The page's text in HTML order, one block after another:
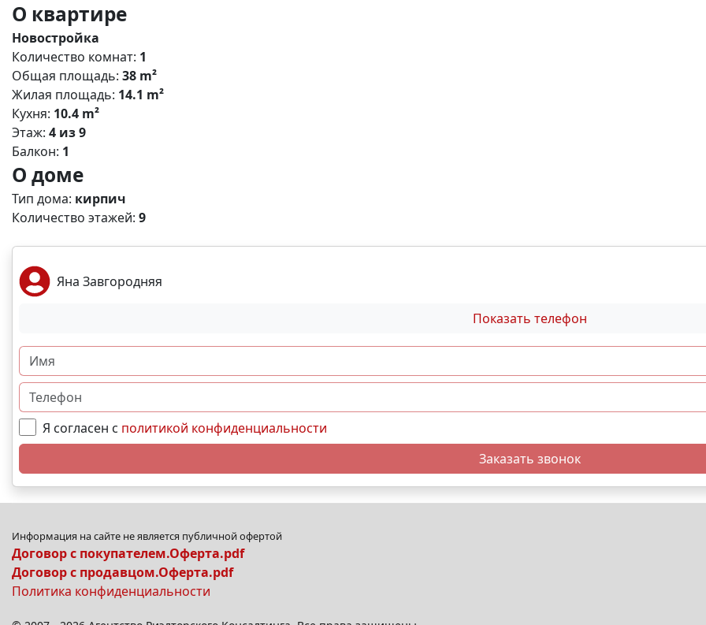
О квартире
Новостройка
Количество комнат: 1
Общая площадь: 38 m²
Жилая площадь: 14.1 m²
Кухня: 10.4 m²
Этаж: 4 из 9
Балкон: 1
О доме
Тип дома: кирпич
Количество этажей: 9
Яна Завгородняя
Показать телефон
Я согласен с политикой конфиденциальности
Заказать звонок
Информация на сайте не является публичной офертой
Договор с покупателем.Оферта.pdf
Договор с продавцом.Оферта.pdf
Политика конфиденциальности